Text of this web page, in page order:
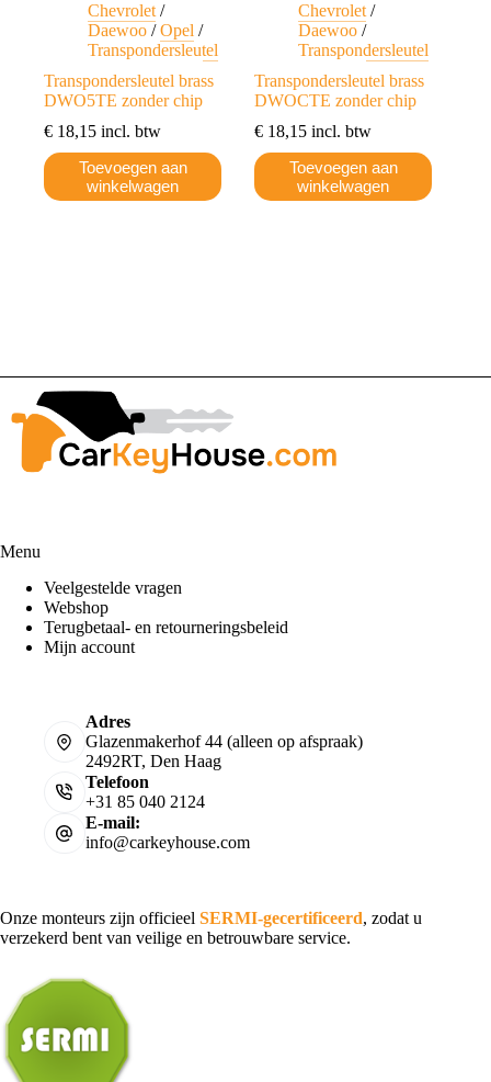
Chevrolet /
Daewoo /Opel /
Transpondersleutel
Transpondersleutel brass
DWO5TE zonder chip
€ 18,15 incl. btw
Toevoegen aan
winkelwagen
Chevrolet /
Daewoo /
Transpondersleutel
Transpondersleutel brass
DWOCTE zonder chip
€ 18,15 incl. btw
Toevoegen aan
winkelwagen
Menu
Veelgestelde vragen
Webshop
Terugbetaal- en retourneringsbeleid
Mijn account
Adres
Glazenmakerhof 44 (alleen op afspraak)
2492RT, Den Haag
Telefoon
+31 85 040 2124
E-mail:
info@carkeyhouse.com
Onze monteurs zijn officieel SERMI-gecertificeerd, zodat u
verzekerd bent van veilige en betrouwbare service.